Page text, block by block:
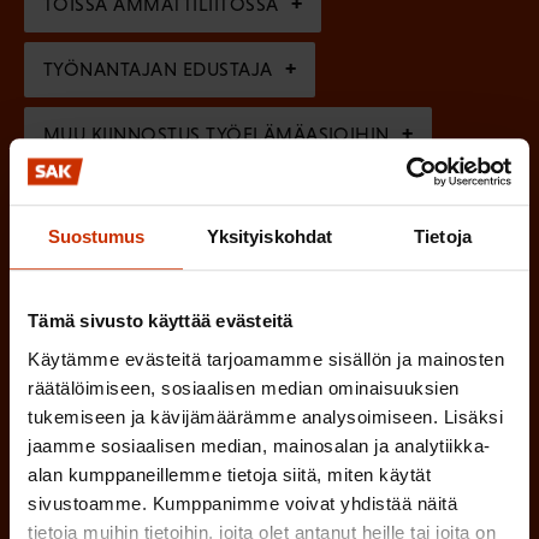
Suostumus Yksityiskohdat Tietoja
Tämä sivusto käyttää evästeitä
Käytämme evästeitä tarjoamamme sisällön ja mainosten
räätälöimiseen, sosiaalisen median ominaisuuksien
tukemiseen ja kävijämäärämme analysoimiseen. Lisäksi
jaamme sosiaalisen median, mainosalan ja analytiikka-
alan kumppaneillemme tietoja siitä, miten käytät
sivustoamme. Kumppanimme voivat yhdistää näitä
tietoja muihin tietoihin, joita olet antanut heille tai joita on
e
n
)
TYÖNANTAJAN EDUSTAJA
MUU KIINNOSTUS TYÖELÄMÄASIOIHIN
Millä kielellä haluat uutiskirjeesi
P
k
o
l
l
i
Hyväksyn tietojeni tallentamisen ja käsittelyn
SAK:n viestintärekisterin mukaisesti *